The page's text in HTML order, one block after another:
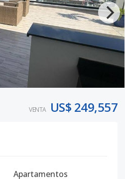
VENTA US$ 249,557
Apartamentos